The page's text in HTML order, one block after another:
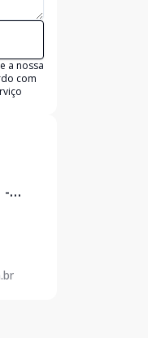
a nossa
com
-